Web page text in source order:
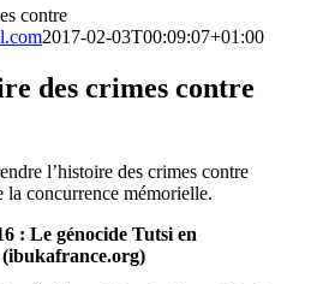
contre
2017-02-03T00:09:07+01:00
des crimes contre
l’histoire des crimes contre
la concurrence mémorielle.
: Le génocide Tutsi en